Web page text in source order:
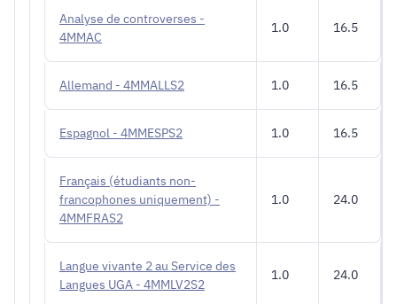
Analyse de controverses -
4MMAC
1.0 16.5
Allemand - 4MMALLS2 1.0 16.5
Espagnol - 4MMESPS2 1.0 16.5
Français (étudiants non-
francophones uniquement) -
4MMFRAS2
1.0 24.0
Langue vivante 2 au Service des
Langues UGA - 4MMLV2S2
1.0 24.0